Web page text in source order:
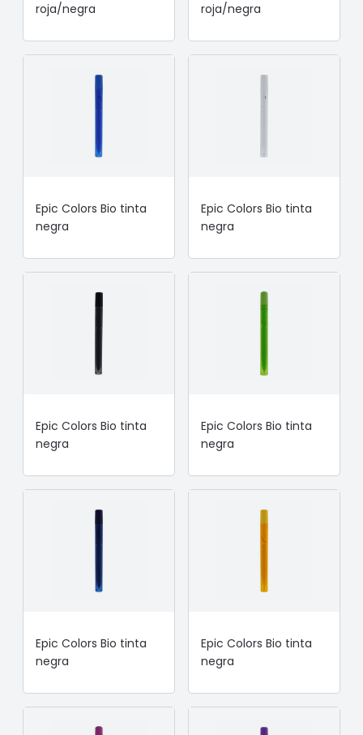
roja/negra
roja/negra
Epic Colors Bio tinta
negra
Epic Colors Bio tinta
negra
Epic Colors Bio tinta
negra
Epic Colors Bio tinta
negra
Epic Colors Bio tinta
negra
Epic Colors Bio tinta
negra